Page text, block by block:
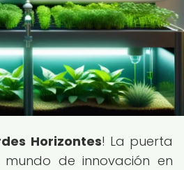
Horizontes! La puerta
de innovación en